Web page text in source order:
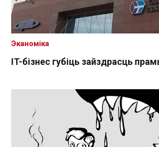
IT-бізнес губіць зайздрасць
Эканоміка